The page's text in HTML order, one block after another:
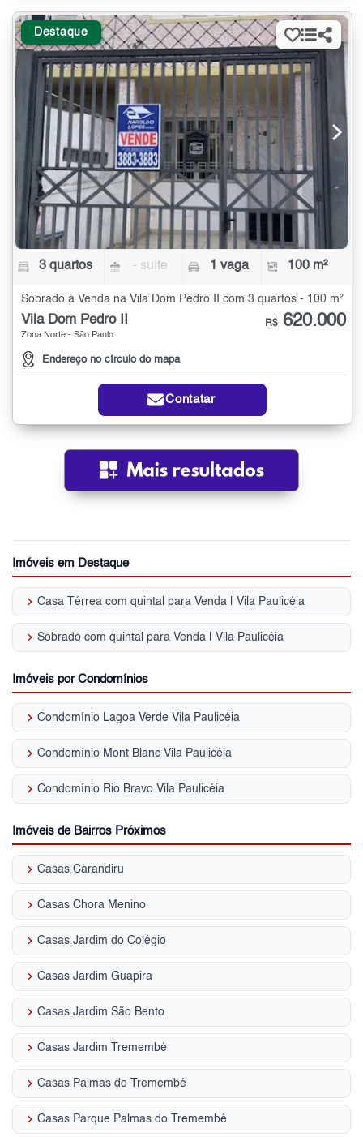
Destaque
3 quartos - suíte 1 vaga 100 m²
Sobrado à Venda na Vila Dom Pedro II com 3 quartos - 100 m²
Vila Dom Pedro II
Zona Norte - São Paulo
Endereço no círculo do mapa
R$ 620.000
Contatar
Imóveis em Destaque
keyboard_arrow_right Casa Térrea com quintal para Venda | Vila Paulicéia
keyboard_arrow_right Sobrado com quintal para Venda | Vila Paulicéia
Imóveis por Condomínios
keyboard_arrow_right Condomínio Lagoa Verde Vila Paulicéia
keyboard_arrow_right Condomínio Mont Blanc Vila Paulicéia
keyboard_arrow_right Condomínio Rio Bravo Vila Paulicéia
Imóveis de Bairros Próximos
keyboard_arrow_right Casas Carandiru
keyboard_arrow_right Casas Chora Menino
keyboard_arrow_right Casas Jardim do Colégio
keyboard_arrow_right Casas Jardim Guapira
keyboard_arrow_right Casas Jardim São Bento
keyboard_arrow_right Casas Jardim Tremembé
keyboard_arrow_right Casas Palmas do Tremembé
keyboard_arrow_right Casas Parque Palmas do Tremembé